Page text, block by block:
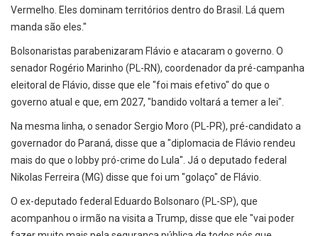
Vermelho. Eles dominam territórios dentro do Brasil. Lá quem
manda são eles."
Bolsonaristas parabenizaram Flávio e atacaram o governo. O
senador Rogério Marinho (PL-RN), coordenador da pré-campanha
eleitoral de Flávio, disse que ele "foi mais efetivo" do que o
governo atual e que, em 2027, "bandido voltará a temer a lei".
Na mesma linha, o senador Sergio Moro (PL-PR), pré-candidato a
governador do Paraná, disse que a "diplomacia de Flávio rendeu
mais do que o lobby pró-crime do Lula". Já o deputado federal
Nikolas Ferreira (MG) disse que foi um "golaço" de Flávio.
O ex-deputado federal Eduardo Bolsonaro (PL-SP), que
acompanhou o irmão na visita a Trump, disse que ele "vai poder